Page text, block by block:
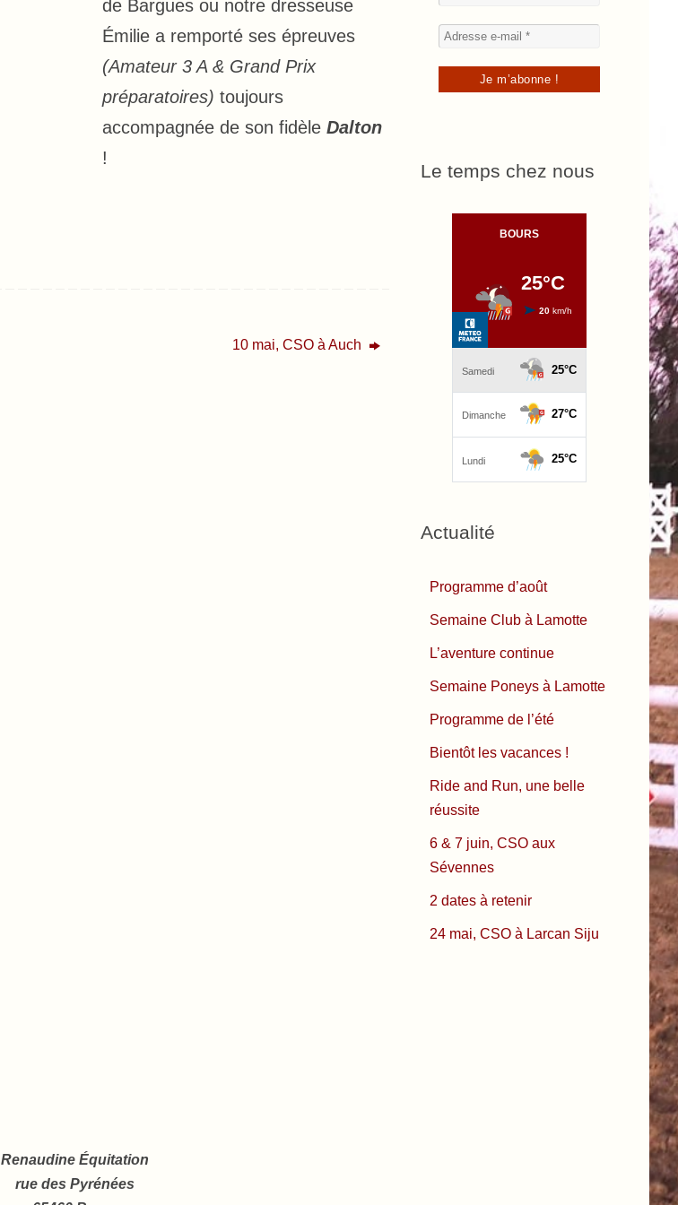
de Bargues ou notre dresseuse
Émilie a remporté ses épreuves
(Amateur 3 A & Grand Prix
préparatoires) toujours
accompagnée de son fidèle Dalton
!
10 mai, CSO à Auch
Le temps chez nous
Actualité
Programme d’août
Semaine Club à Lamotte
L’aventure continue
Semaine Poneys à Lamotte
Programme de l’été
Bientôt les vacances !
Ride and Run, une belle
réussite
6 & 7 juin, CSO aux
Sévennes
2 dates à retenir
24 mai, CSO à Larcan Siju
Renaudine Équitation
rue des Pyrénées